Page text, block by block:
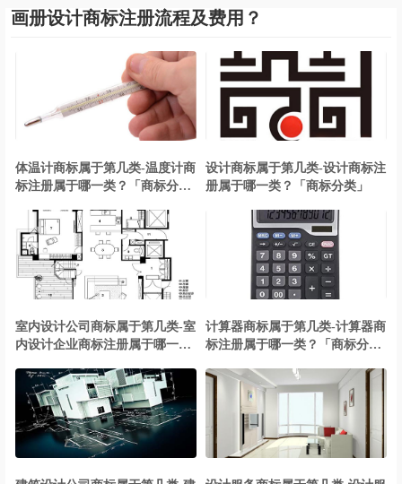
画册设计商标注册流程及费用？
体温计商标属于第几类-温度计商
标注册属于哪一类？「商标分
设计商标属于第几类-设计商标注
册属于哪一类？「商标分类」
室内设计公司商标属于第几类-室
内设计企业商标注册属于哪一
计算器商标属于第几类-计算器商
标注册属于哪一类？「商标分